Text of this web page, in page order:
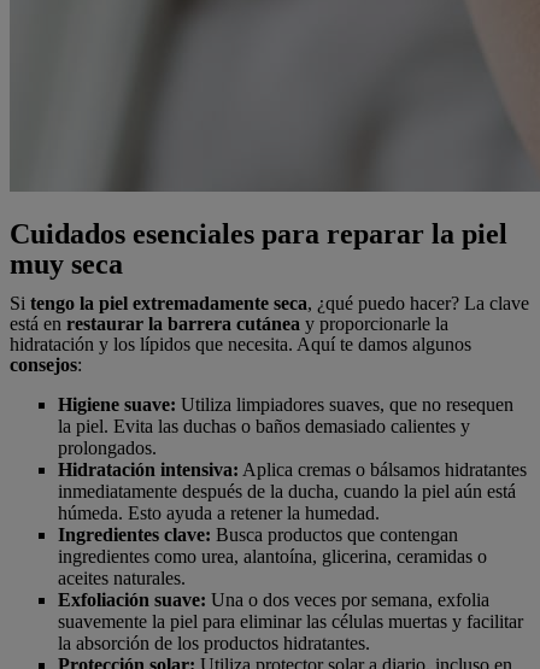
Cuidados esenciales para reparar la piel
muy seca
Si tengo la piel extremadamente seca, ¿qué puedo hacer? La clave
está en restaurar la barrera cutánea y proporcionarle la
hidratación y los lípidos que necesita. Aquí te damos algunos
consejos:
Higiene suave: Utiliza limpiadores suaves, que no resequen
la piel. Evita las duchas o baños demasiado calientes y
prolongados.
Hidratación intensiva: Aplica cremas o bálsamos hidratantes
inmediatamente después de la ducha, cuando la piel aún está
húmeda. Esto ayuda a retener la humedad.
Ingredientes clave: Busca productos que contengan
ingredientes como urea, alantoína, glicerina, ceramidas o
aceites naturales.
Exfoliación suave: Una o dos veces por semana, exfolia
suavemente la piel para eliminar las células muertas y facilitar
la absorción de los productos hidratantes.
Protección solar: Utiliza protector solar a diario, incluso en